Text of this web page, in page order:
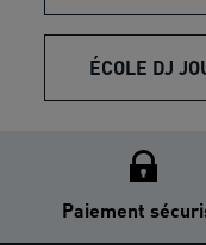
ÉCOLE DJ
Paiement